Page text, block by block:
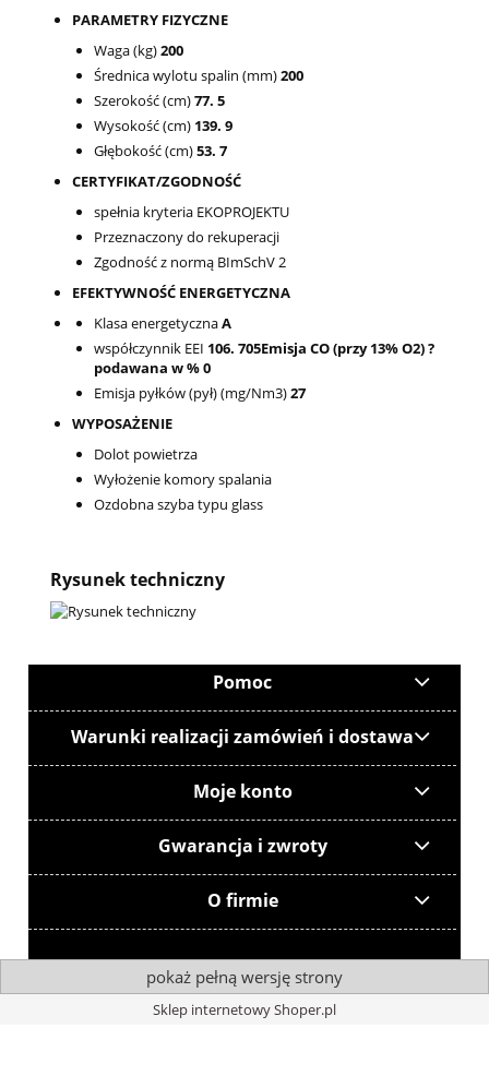
PARAMETRY FIZYCZNE
Waga (kg)200
Średnica wylotu spalin (mm)200
Szerokość (cm)77. 5
Wysokość (cm) 139. 9
Głębokość (cm)53. 7
CERTYFIKAT/ZGODNOŚĆ
spełnia kryteria EKOPROJEKTU
Przeznaczony do rekuperacji
Zgodność z normą BImSchV 2
EFEKTYWNOŚĆ ENERGETYCZNA
Klasa energetycznaA
współczynnik EEI 106. 705Emisja CO (przy 13% O2) ?
podawana w % 0
Emisja pyłków (pył) (mg/Nm3)27
WYPOSAŻENIE
Dolot powietrza
Wyłożenie komory spalania
Ozdobna szyba typu glass
Rysunek techniczny
Pomoc
Warunki realizacji zamówień i dostawa
Moje konto
Gwarancja i zwroty
O firmie
pokaż pełną wersję strony
Sklep internetowy Shoper.pl